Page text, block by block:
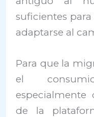
suficientes
adaptarse al
Para que la
el
de la